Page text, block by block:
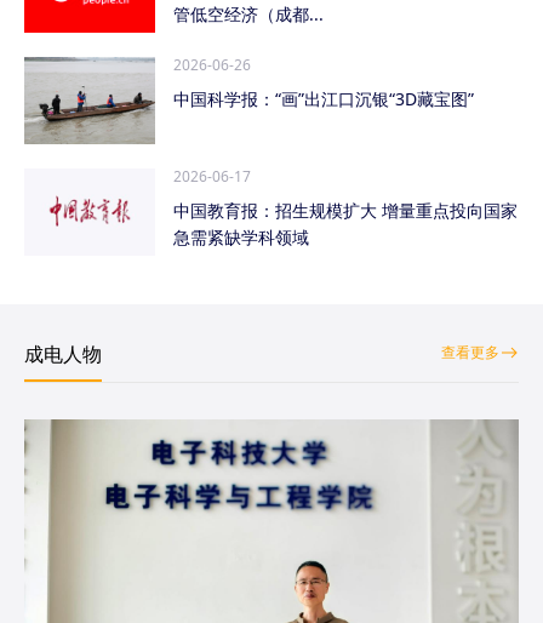
管低空经济（成都...
2026-06-26
中国科学报：“画”出江口沉银“3D藏宝图”
2026-06-17
中国教育报：招生规模扩大 增量重点投向国家
急需紧缺学科领域
成电人物 查看更多